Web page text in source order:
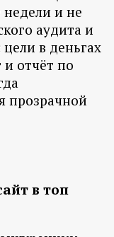
недели и не
аудита и
в деньгах
и отчёт по
прозрачной
в топ